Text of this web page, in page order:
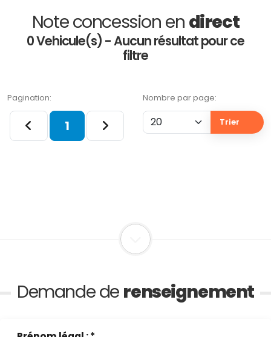
Note concession en direct
0 Vehicule(s) - Aucun résultat pour ce
filtre
Pagination:
1
Nombre par page:
Trier
Demande de renseignement